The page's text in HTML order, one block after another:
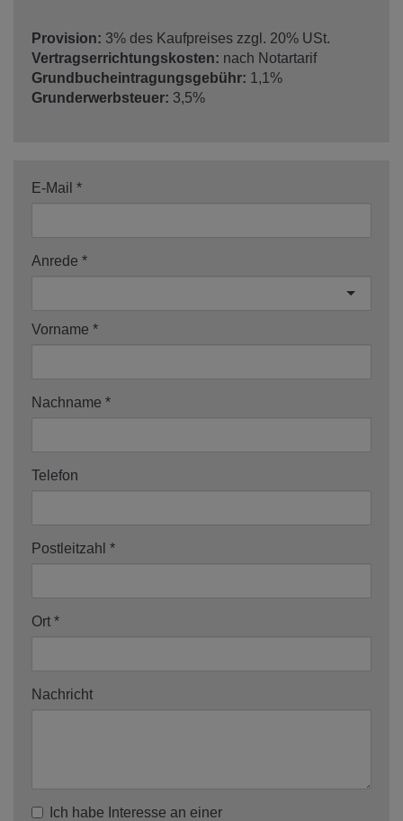
Provision: 3% des Kaufpreises zzgl. 20% USt.
Vertragserrichtungskosten: nach Notartarif
Grundbucheintragungsgebühr: 1,1%
Grunderwerbsteuer: 3,5%
E-Mail
Anrede
Vorname
Nachname
Telefon
Postleitzahl
Ort
Nachricht
Ich habe Interesse an einer